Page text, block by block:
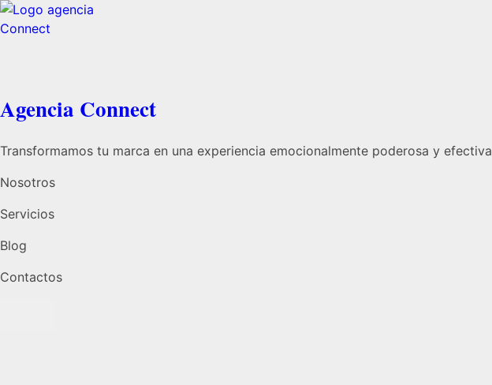
Agencia Connect
Transformamos tu marca en una experiencia emocionalmente poderosa y efectiva
Nosotros
Servicios
Blog
Contactos